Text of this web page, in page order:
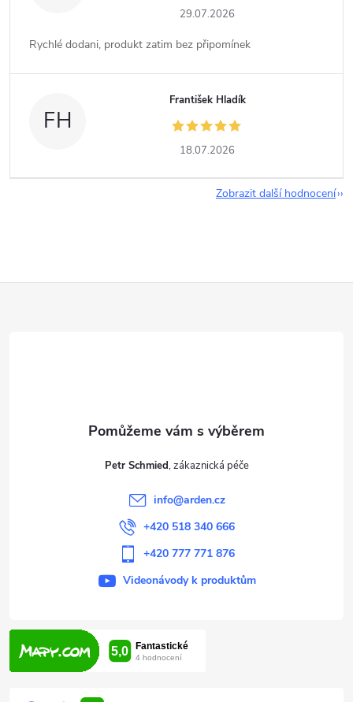
29.07.2026
Rychlé dodani, produkt zatim bez připomínek
FH
František Hladík
18.07.2026
Zobrazit další hodnocení
Petr Schmied
info@arden.cz
+420 518 340 666
+420 777 771 876
Videonávody k produktům